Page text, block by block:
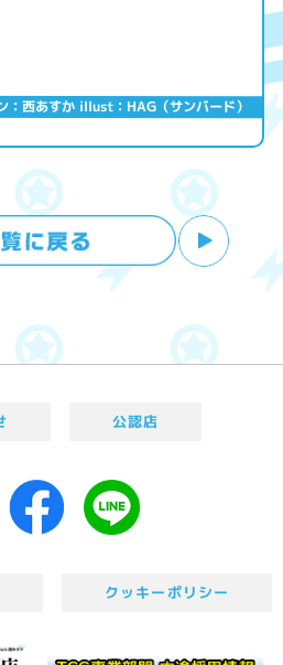
西あすか illust：HAG（サンバード）
公認店
クッキーポリシー